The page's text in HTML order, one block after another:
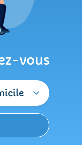
vous